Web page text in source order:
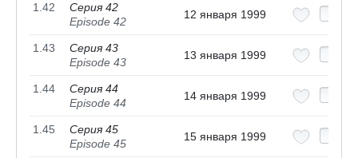
1.42
Серия 42
Episode 42
12 января 1999
1.43
Серия 43
Episode 43
13 января 1999
1.44
Серия 44
Episode 44
14 января 1999
1.45
Серия 45
Episode 45
15 января 1999